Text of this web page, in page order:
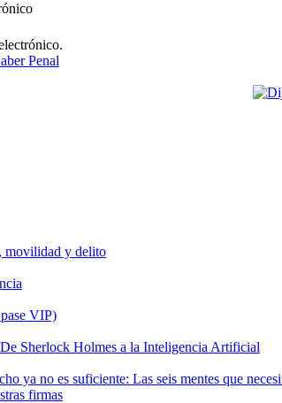
Penal
movilidad y delito
VIP)
Sherlock Holmes a la Inteligencia Artificial
ya no es suficiente: Las seis mentes que
firmas